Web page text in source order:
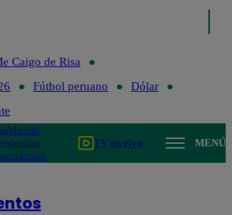
Caigo de Risa
Fútbol peruano
Dólar
Mundo
TV en vivo MENÚ